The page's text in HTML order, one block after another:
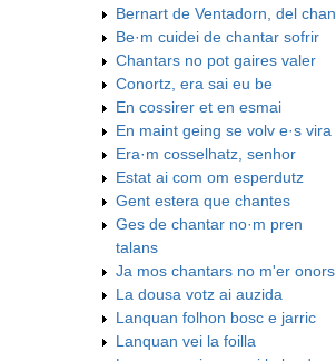
Bernart de Ventadorn, del chan
Be·m cuidei de chantar sofrir
Chantars no pot gaires valer
Conortz, era sai eu be
En cossirer et en esmai
En maint geing se volv e·s vira
Era·m cosselhatz, senhor
Estat ai com om esperdutz
Gent estera que chantes
Ges de chantar no·m pren
talans
Ja mos chantars no m'er onors
La dousa votz ai auzida
Lanquan folhon bosc e jarric
Lanquan vei la foilla